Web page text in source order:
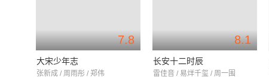
7.8
大宋少年志
张新成 / 周雨彤 / 郑伟
8.1
长安十二时辰
雷佳音 / 易烊千玺 / 周一围